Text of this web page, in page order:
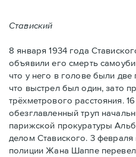
Ставиский
8 января 1934 года
объявили его смерть
что у него в голове были
что выстрел был один, зато
трёхметровoго расстояния.
обезглавленный труп
парижской прокуратуры
делом Cтавиского. 3
полиции Жана Шаппе